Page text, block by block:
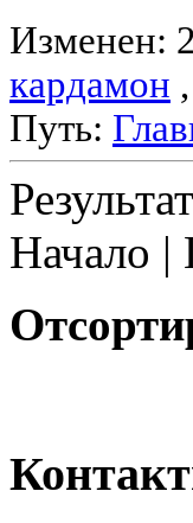
Изменен:
кардамон ,
Путь:
Начало |